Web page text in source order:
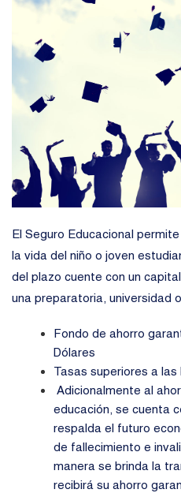
El Seguro Educacional
la vida del niño o joven
del plazo cuente con un
una preparatoria, universidad
Fondo de ahorro
Dólares
Tasas superiores a las
Adicionalmente al
educación, se cuenta
respalda el futuro
de fallecimiento e
manera se brinda la
recibirá su ahorro